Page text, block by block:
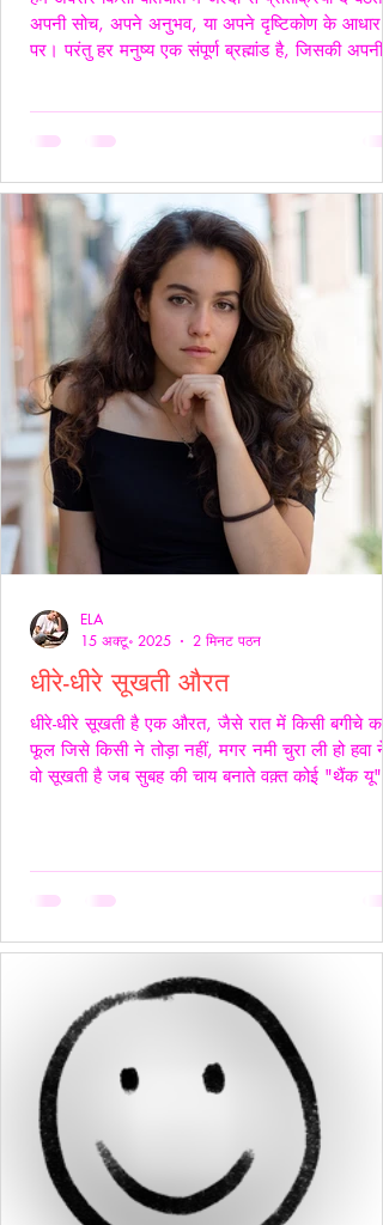
अपनी सोच, अपने अनुभव, या अपने दृष्टिकोण के आधार
पर। परंतु हर मनुष्य एक संपूर्ण ब्रह्मांड है, जिसकी अपनी
केवल ध्वनियाँ नहीं होते; वे असर डालते हैं कभी सान्त्वना
हैं, कभी चोट। हर व्यक्ति की अपनी 'दुनिया' होती है हम
मानकर चलते हैं कि सामने वाला हमें उसी तरह
धीरे-धीरे सूखती औरत
धीरे-धीरे सूखती है एक औरत, जैसे रात में किसी बगीचे का
फूल जिसे किसी ने तोड़ा नहीं, मगर नमी चुरा ली हो हवा
वो सूखती है जब सुबह की चाय बनाते वक़्त कोई "थैंक यू"
सूखती है जब उसकी पसंदें "गृहस्थी के तवे" में जल कर
ELA
15 अक्टू॰ 2025
2 मिनट पठन